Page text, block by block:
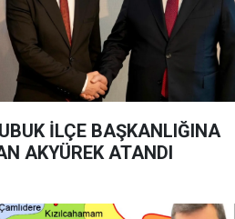
İLÇE BAŞKANLIĞINA
AKYÜREK ATANDI